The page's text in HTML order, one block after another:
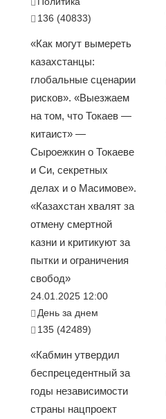
136 (40833)
«Как могут вымереть
казахстанцы:
глобальные сценарии
рисков». «Выезжаем
на том, что Токаев —
китаист» —
Сыроежкин о Токаеве
и Си, секретных
делах и о Масимове».
«Казахстан хвалят за
отмену смертной
казни и критикуют за
пытки и ограничения
свобод»
24.01.2025 12:00
День за днем
135 (42489)
«Кабмин утвердил
беспрецедентный за
годы независимости
страны нацпроект